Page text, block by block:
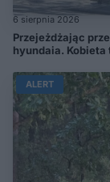
6 sierpnia 2026
Przejeżdżając
hyundaia. Kobieta
ALERT